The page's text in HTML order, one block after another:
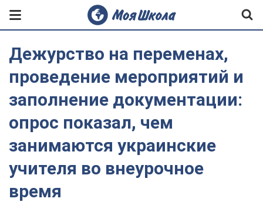
Дежурство на переменах,
проведение мероприятий и
заполнение документации:
опрос показал, чем
занимаются украинские
учителя во внеурочное
время